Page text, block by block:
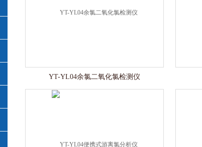
YT-YL04余氯二氧化氯检测仪